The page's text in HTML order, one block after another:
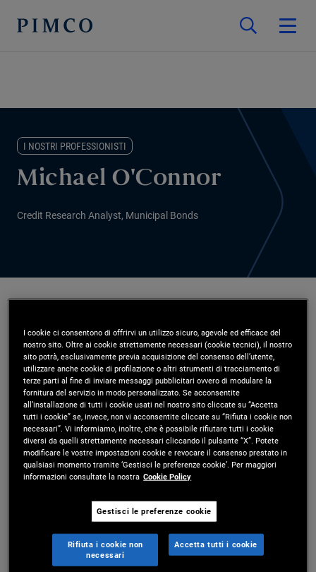
I NOSTRI PROFESSIONISTI
Michael O'Connor
Credit Research Analyst, Municipal Bonds
Mr. O'Connor is a senior vice president and
municipal credit research analyst in the New York
office. Prior to joining PIMCO in 2014, he was an
associate at BNP Paribas, where he covered
energy and agribusiness companies. Previously,
he was an infrastructure credit analyst at Moody's
and financial services experience and holds an
undergraduate degree in business from the
University of Technology, Sydney.
I cookie ci consentono di offrirvi un utilizzo sicuro, agevole ed efficace del
nostro sito. Oltre ai cookie strettamente necessari (cookie tecnici), il nostro
sito potrà, esclusivamente previa acquisizione del consenso dell’utente,
utilizzare anche cookie di profilazione o altri strumenti di tracciamento di
terze parti al fine di inviare messaggi pubblicitari ovvero di modulare la
fornitura del servizio in modo personalizzato. Se acconsentite
all’installazione di tutti i cookie usati nel nostro sito cliccate su “Accetta
tutti i cookie” se, invece, non vi acconsentite cliccate su “Rifiuta i cookie non
necessari”. Vi informiamo, inoltre, che è possibile rifiutare tutti i cookie
diversi da quelli strettamente necessari cliccando il pulsante “X”. Potete
modificare le vostre impostazioni cookie e revocare il consenso prestato in
qualsiasi momento tramite ‘Gestisci le preferenze cookie’. Per maggiori
informazioni consultate la nostra Cookie Policy
Gestisci le preferenze cookie
Rifiuta i cookie non
necessari
Accetta tutti i cookie